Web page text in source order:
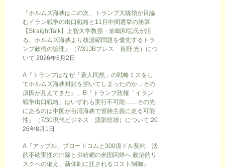
『ホルムズ海峡は二の次、トランプ大統領が目論
むイラン戦争の出口戦略と11月中間選挙の勝算
【StraightTalk】上智大学教授・前嶋和弘氏が語
る、ホルムズ海峡より核濃縮問題を優先するトラ
ンプ政権の論理』（7/31JBプレス 長野 光）につ
いて 2026年8月2日
A『トランプはなぜ「素人同然」の戦略ミスをし
てホルムズ海峡封鎖を招いてしまったのか…その
原因が見えてきた』、B『トランプ政権「イラン
戦争出口戦略」はいずれも実行不可能……その先
にあるのは中国が台湾海峡で冒険主義に走る可能
性』（7/30現代ビジネス 渡部恒雄）について 20
26年8月1日
A『アップル、ブロードコムと300億ドル契約 法
的不確実性の排除と供給網の米国回帰へ 政治的リ
スクへの備え、新体制に託されるコスト制御』